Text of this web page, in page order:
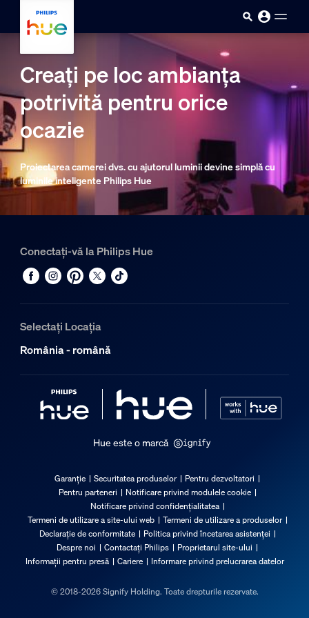
Sari la conținutul principal
Creați pe loc ambianța
potrivită pentru orice
ocazie
Proiectarea camerei dvs. cu ajutorul luminii devine simplă cu
luminile inteligente Philips Hue
Conectați-vă la Philips Hue
Selectați Locația
România - română
Hue este o marcă
Garanție Securitatea produselor
Pentru dezvoltatori
Pentru parteneri
Notificare privind modulele cookie
Notificare privind confidențialitatea
Termeni de utilizare a site-ului web
Termeni de utilizare a produselor
Declarație de conformitate
Politica privind încetarea asistenței
Despre noi
Contactați Philips
Proprietarul site-ului
Informații pentru presă
Cariere Informare privind prelucrarea datelor
© 2018-2026 Signify Holding. Toate drepturile rezervate.